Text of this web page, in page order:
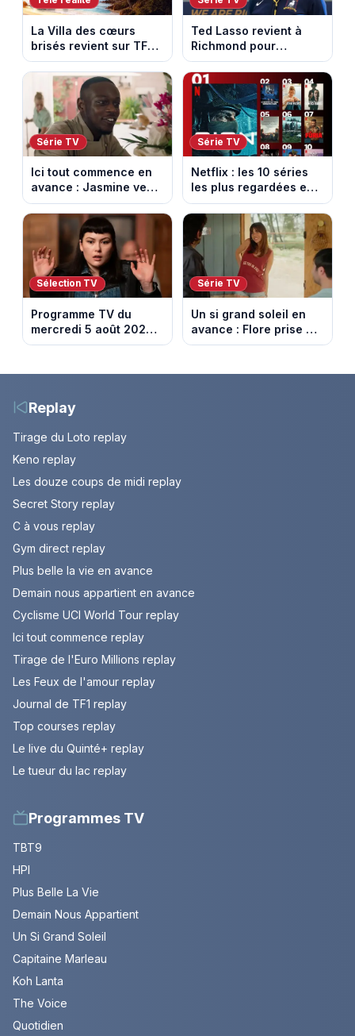
La Villa des cœurs
brisés revient sur TFX :
voici les candidats de
la saison 11 au Mexique
Ted Lasso revient à
Richmond pour
entraîner une équipe
féminine dans la
saison 4
Série TV
Ici tout commence en
avance : Jasmine veut
retenir Louis. Episode
du 6 août 2026
(spoiler)
Série TV
Netflix : les 10 séries
les plus regardées en
France en ce moment
Sélection TV
Programme TV du
mercredi 5 août 2026 :
notre sélection pour
Série TV
Un si grand soleil en
avance : Flore prise au
piège. Episode du 6
Replay
Tirage du Loto replay
Keno replay
Les douze coups de midi replay
Secret Story replay
C à vous replay
Gym direct replay
Plus belle la vie en avance
Demain nous appartient en avance
Cyclisme UCI World Tour replay
Ici tout commence replay
Tirage de l'Euro Millions replay
Les Feux de l'amour replay
Journal de TF1 replay
Top courses replay
Le live du Quinté+ replay
Le tueur du lac replay
Programmes TV
TBT9
HPI
Plus Belle La Vie
Demain Nous Appartient
Un Si Grand Soleil
Capitaine Marleau
Koh Lanta
The Voice
Quotidien